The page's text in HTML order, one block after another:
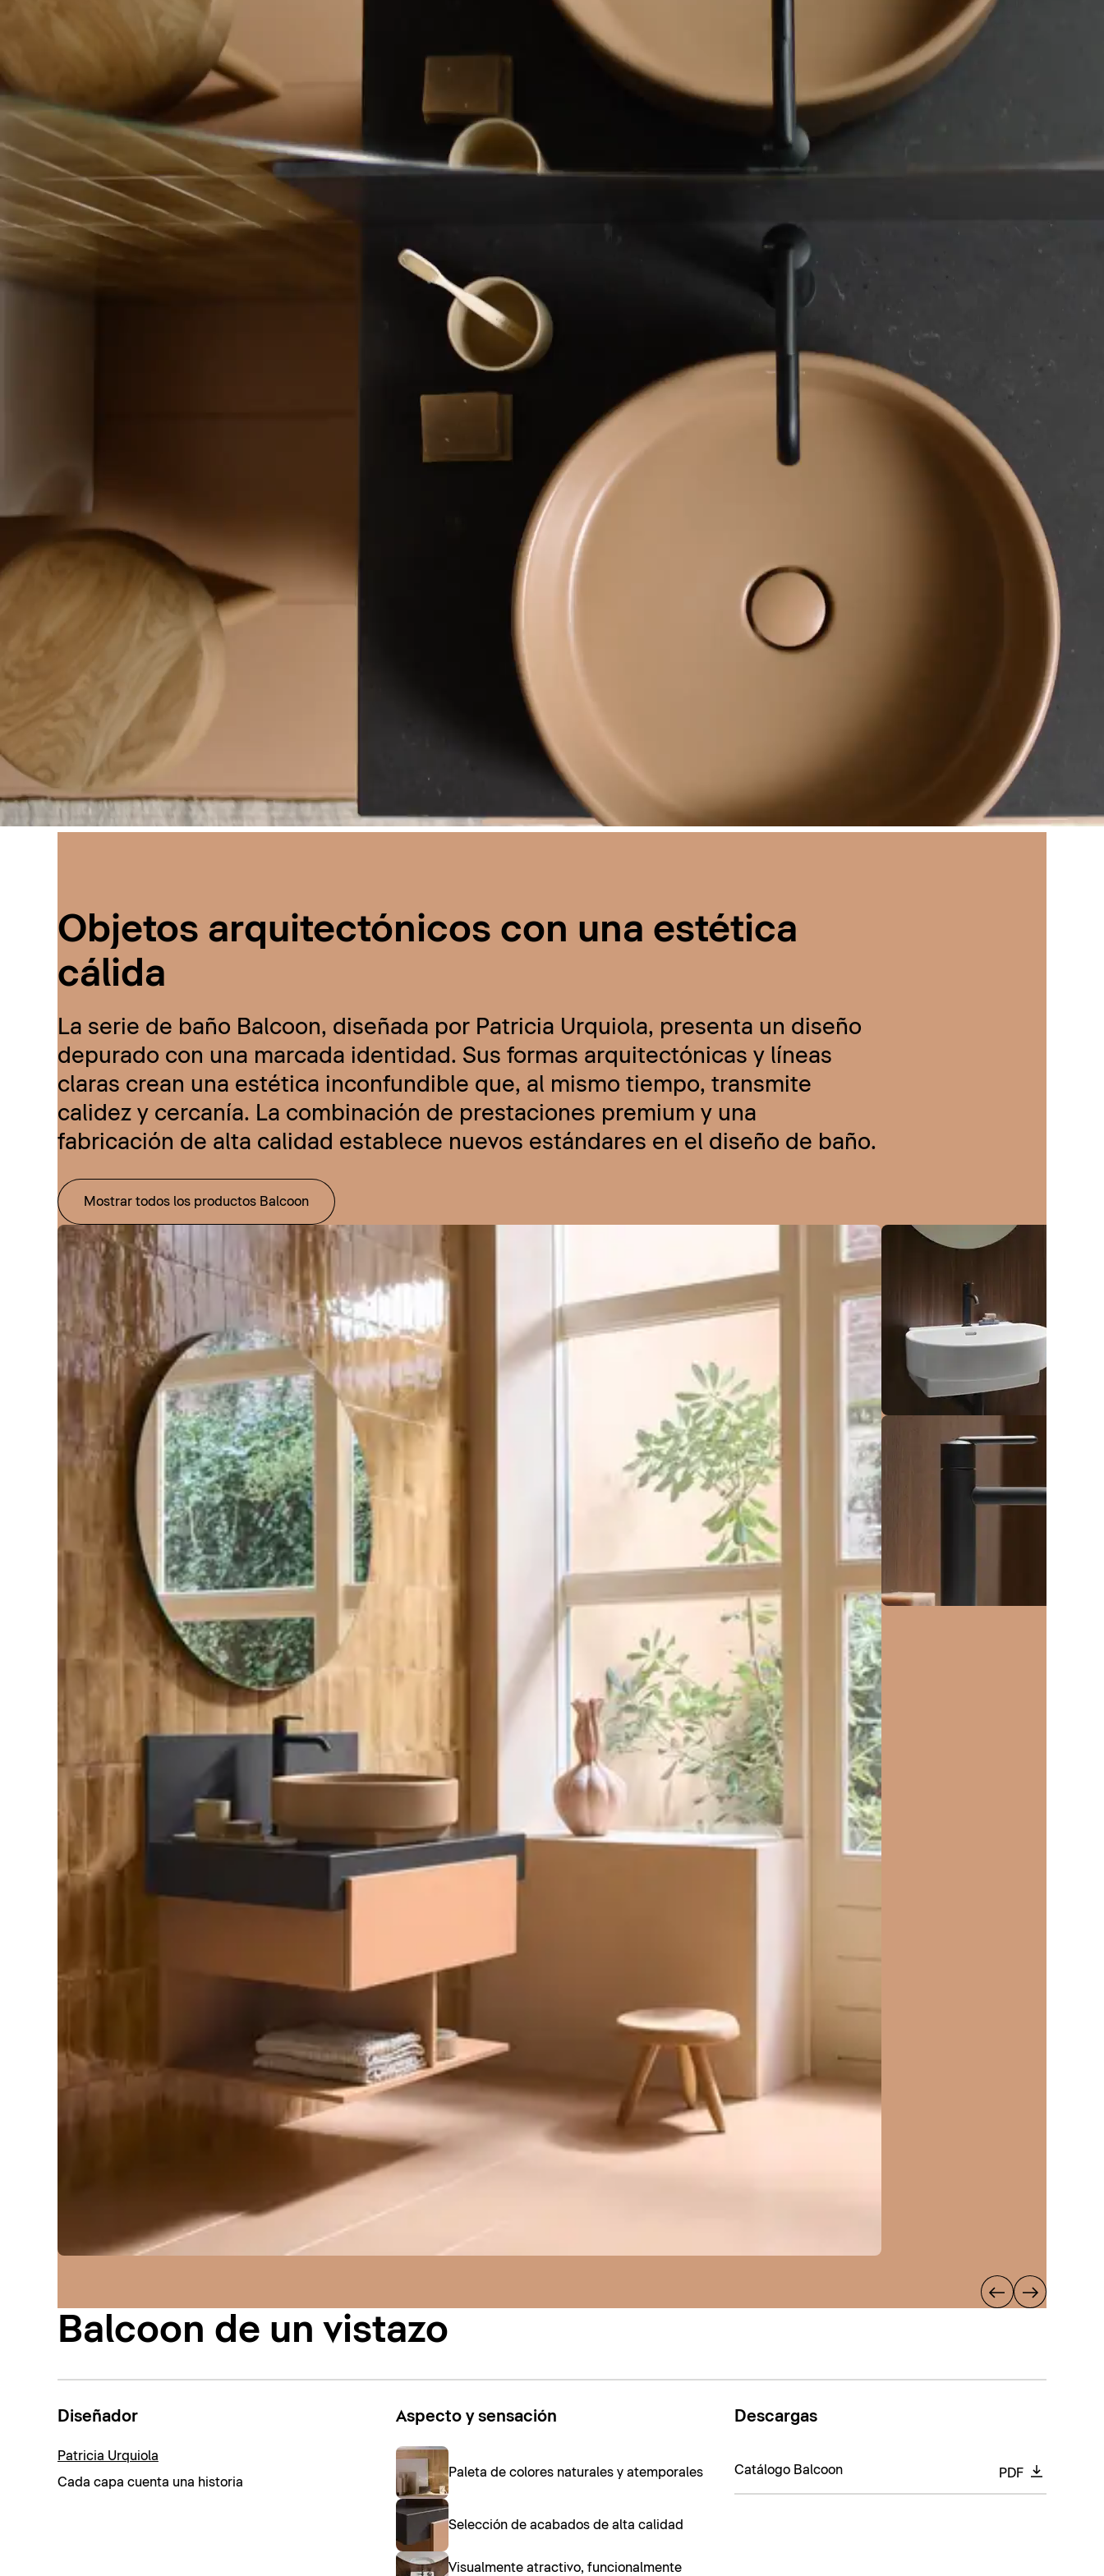
Objetos arquitectónicos con una estética
cálida
La serie de baño Balcoon, diseñada por Patricia Urquiola, presenta un diseño
depurado con una marcada identidad. Sus formas arquitectónicas y líneas
claras crean una estética inconfundible que, al mismo tiempo, transmite
calidez y cercanía. La combinación de prestaciones premium y una
fabricación de alta calidad establece nuevos estándares en el diseño de baño.
Mostrar todos los productos Balcoon
Balcoon de un vistazo
Diseñador
Patricia Urquiola
Cada capa cuenta una historia
Aspecto y sensación
Paleta de colores naturales y atemporales
Selección de acabados de alta calidad
Visualmente atractivo, funcionalmente
Descargas
Catálogo Balcoon PDF